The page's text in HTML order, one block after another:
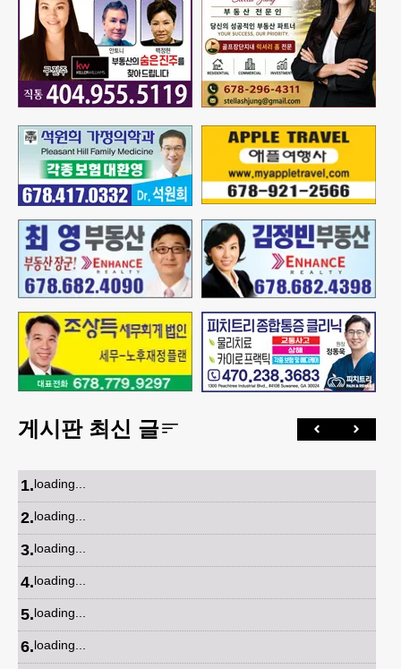
게시판 최신 글
1.loading...
2.loading...
3.loading...
4.loading...
5.loading...
6.loading...